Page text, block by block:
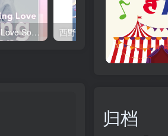
西野 カナ – Spring Love Song Selection【44.1kHz／16bit】日本区 西野 カナ
归档